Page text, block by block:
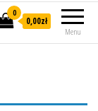
Menu
0
0,00zł